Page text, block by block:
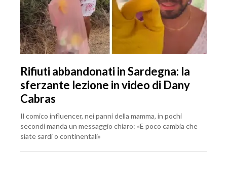
Rifiuti abbandonati in Sardegna: la
sferzante lezione in video di Dany
Cabras
Il comico influencer, nei panni della mamma, in pochi
secondi manda un messaggio chiaro: «E poco cambia che
siate sardi o continentali»